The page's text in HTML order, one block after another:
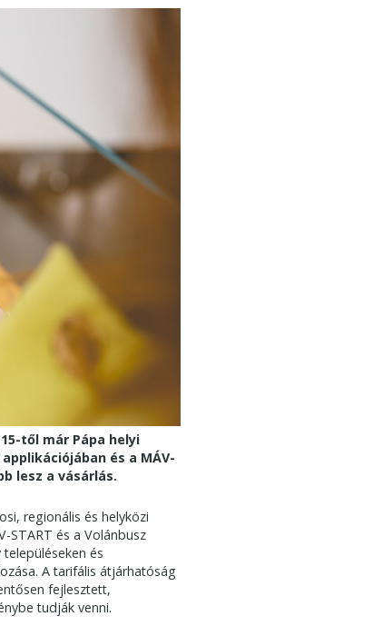
től már Pápa helyi
és a MÁV-
lesz a vásárlás.
regionális és helyközi
START és a Volánbusz
és
A tarifális átjárhatóság
fejlesztett,
tudják venni.